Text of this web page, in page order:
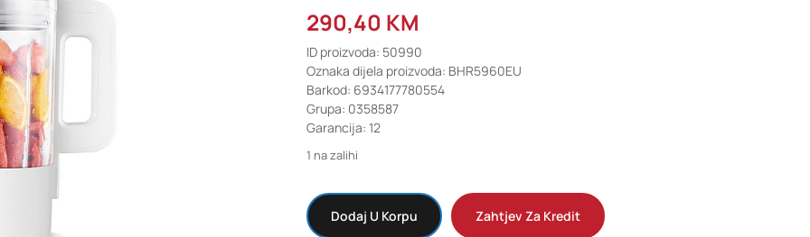
290,40 KM
ID proizvoda: 50990
Oznaka dijela proizvoda: BHR5960EU
Barkod: 6934177780554
Grupa: 0358587
Garancija: 12
1 na zalihi
Dodaj U Korpu Zahtjev Za Kredit